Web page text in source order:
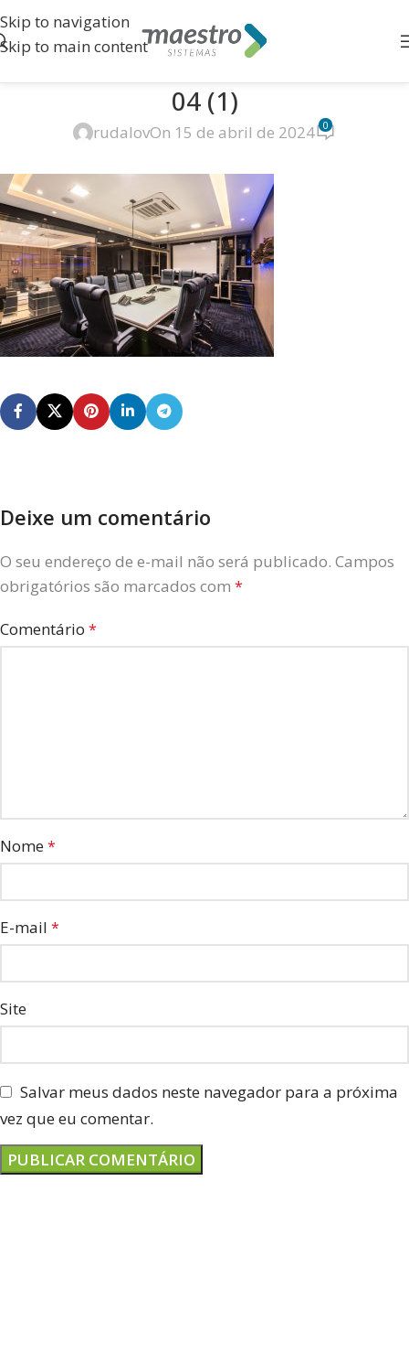
Skip to navigation
Skip to main content
04 (1)
rudalovOn 15 de abril de 2024 0
Deixe um comentário
O seu endereço de e-mail não será publicado. Campos
obrigatórios são marcados com *
Comentário *
Nome*
E-mail *
Site
Salvar meus dados neste navegador para a próxima
vez que eu comentar.